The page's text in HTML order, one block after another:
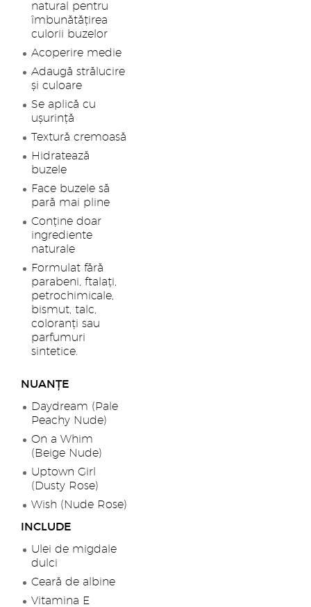
natural pentru
îmbunătățirea
culorii buzelor
Acoperire medie
Adaugă strălucire
și culoare
Se aplică cu
ușurință
Textură cremoasă
Hidratează
buzele
Face buzele să
pară mai pline
Conține doar
ingrediente
naturale
Formulat fără
parabeni, ftalați,
petrochimicale,
bismut, talc,
coloranți sau
parfumuri
sintetice.
NUANȚE
Daydream (Pale
Peachy Nude)
On a Whim
(Beige Nude)
Uptown Girl
(Dusty Rose)
Wish (Nude Rose)
INCLUDE
Ulei de migdale
dulci
Ceară de albine
Vitamina E